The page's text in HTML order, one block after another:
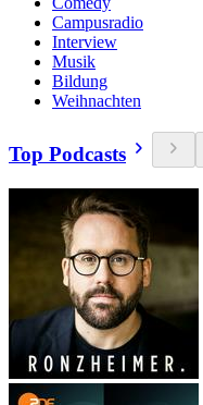
Campusradio
Interview
Musik
Bildung
Weihnachten
Top Podcasts